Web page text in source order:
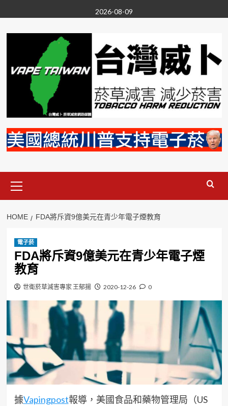
to
content
2026-08-09
Menu
HOME FDA將斥資9億美元在青少年電子煙教育
電子菸
FDA將斥資9億美元在青少年電子煙
教育
世衛菸草減害專家 王郁揚 2020-12-26 0
據Vapingpost報導，美國食品和藥物管理局（US